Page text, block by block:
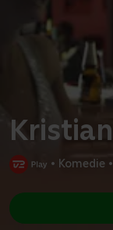
Kristian
• Komedie •